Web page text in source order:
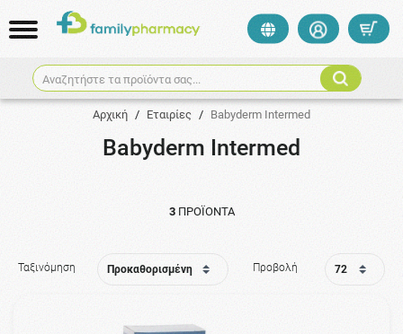
Αναζητήστε τα προϊόντα σας...
Αρχική / Εταιρίες / Babyderm Intermed
Babyderm Intermed
3ΠΡΟΪΌΝΤΑ
Ταξινόμηση Προβολή